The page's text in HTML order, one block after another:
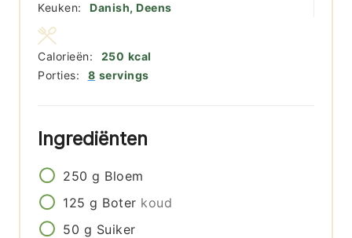
Keuken:
Danish, Deens
Porties: 8 servings
Calorieën: 250 kcal
Ingrediënten
250 g Bloem
125 g Boter koud
50 g Suiker